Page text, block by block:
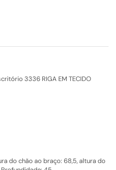
3336 RIGA EM TECIDO
do chão ao braço: 68,5, altura do